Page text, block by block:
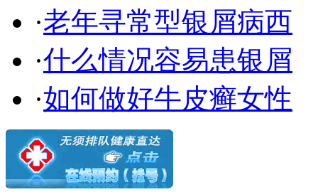
·老年寻常型银屑病西
·什么情况容易患银屑
·如何做好牛皮癣女性